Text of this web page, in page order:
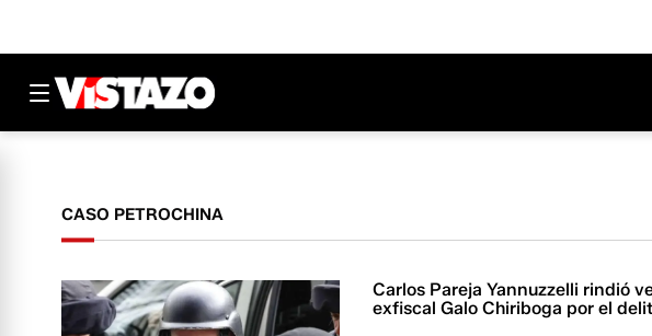
CASO PETROCHINA
Carlos Pareja Yannuzzelli rindió
exfiscal Galo Chiriboga por el